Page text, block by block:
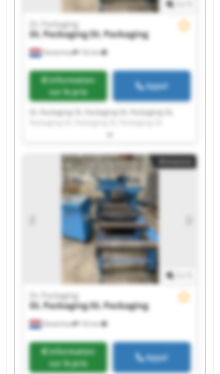
Oosterhout 132 km
DL Packaging
DL PackagingDL Packaging
Information
sur le prix
Appel
DL Packaging DL Packaging DL Packaging DL
Packaging DL Packaging DL Packaging DL
Packaging DL Packaging DL Packaging DL
Packaging DL Packaging DL Packaging DL
Packaging DL Packaging
Oosterhout 132 km
DL Packaging
DL PackagingDL Packaging
Information
sur le prix
Appel